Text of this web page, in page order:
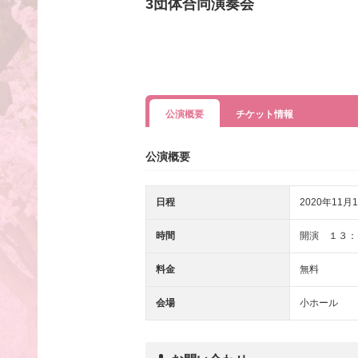
3団体合同演奏会
公演概要 チケット情報
公演概要
日程 2020年11月
時間 開演 １３：
料金 無料
会場 小ホール